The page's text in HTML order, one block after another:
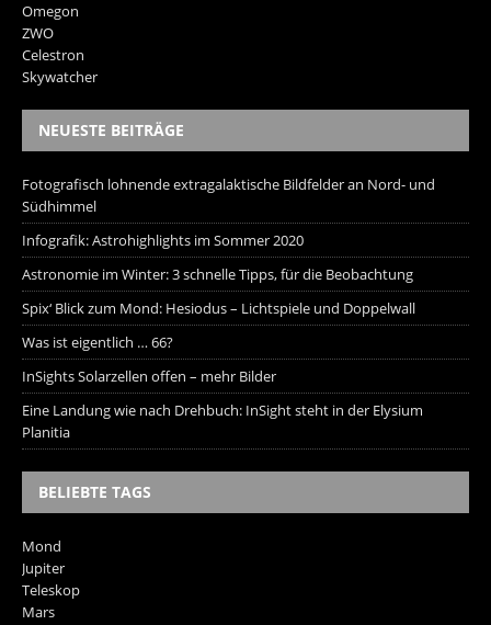
Omegon
ZWO
Celestron
Skywatcher
NEUESTE BEITRÄGE
Fotografisch lohnende extragalaktische Bildfelder an Nord- und
Südhimmel
Infografik: Astrohighlights im Sommer 2020
Astronomie im Winter: 3 schnelle Tipps, für die Beobachtung
Spix‘ Blick zum Mond: Hesiodus – Lichtspiele und Doppelwall
Was ist eigentlich … 66?
InSights Solarzellen offen – mehr Bilder
Eine Landung wie nach Drehbuch: InSight steht in der Elysium
Planitia
BELIEBTE TAGS
Mond
Jupiter
Teleskop
Mars